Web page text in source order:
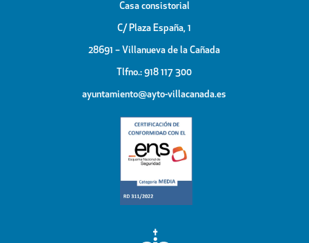
Casa consistorial
C/ Plaza España, 1
28691 – Villanueva de la Cañada
Tlfno.: 918 117 300
ayuntamiento@ayto-villacanada.es